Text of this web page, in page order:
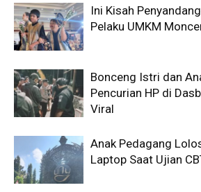
Ini Kisah
Pelaku UMKM
Bonceng Istri dan
Pencurian HP di
Viral
Anak Pedagang
Laptop Saat Ujian